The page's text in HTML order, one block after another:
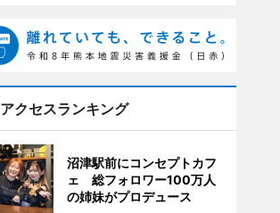
アクセスランキング
沼津駅前にコンセプトカフ
ェ 総フォロワー100万人
の姉妹がプロデュース